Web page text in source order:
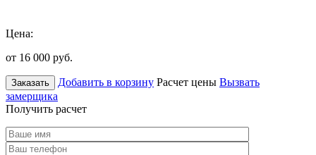
Цена:
от 16 000 руб.
Заказать Добавить в корзину Расчет цены Вызвать
замерщика
Получить расчет